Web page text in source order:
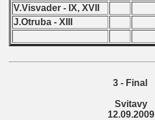
V.Visvader - IX, XVII
J.Otruba - XIII
3 - Final
Svitavy
12.09.2009
1986